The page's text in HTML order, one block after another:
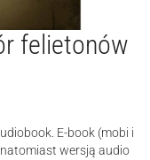
felietonów
E-book (mobi i
wersją audio